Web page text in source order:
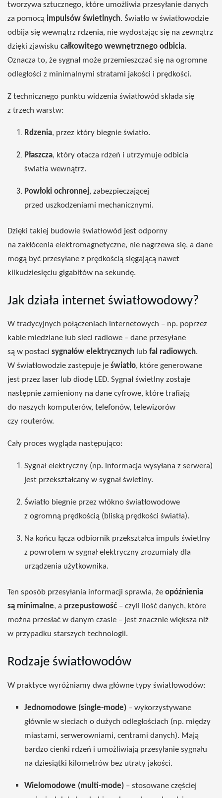
tworzywa sztucznego, które umożliwia przesyłanie danych
za pomocą impulsów świetlnych. Światło w światłowodzie
odbija się wewnątrz rdzenia, nie wydostając się na zewnątrz
dzięki zjawisku całkowitego wewnętrznego odbicia.
Oznacza to, że sygnał może przemieszczać się na ogromne
odległości z minimalnymi stratami jakości i prędkości.
Z technicznego punktu widzenia światłowód składa się
z trzech warstw:
Rdzenia, przez który biegnie światło.
Płaszcza, który otacza rdzeń i utrzymuje odbicia
światła wewnątrz.
Powłoki ochronnej, zabezpieczającej
przed uszkodzeniami mechanicznymi.
Dzięki takiej budowie światłowód jest odporny
na zakłócenia elektromagnetyczne, nie nagrzewa się, a dane
mogą być przesyłane z prędkością sięgającą nawet
kilkudziesięciu gigabitów na sekundę.
Jak działa internet światłowodowy?
W tradycyjnych połączeniach internetowych – np. poprzez
kable miedziane lub sieci radiowe – dane przesyłane
są w postaci sygnałów elektrycznych lub fal radiowych.
W światłowodzie zastępuje je światło, które generowane
jest przez laser lub diodę LED. Sygnał świetlny zostaje
następnie zamieniony na dane cyfrowe, które trafiają
do naszych komputerów, telefonów, telewizorów
czy routerów.
Cały proces wygląda następująco:
Sygnał elektryczny (np. informacja wysyłana z serwera)
jest przekształcany w sygnał świetlny.
Światło biegnie przez włókno światłowodowe
z ogromną prędkością (bliską prędkości światła).
Na końcu łącza odbiornik przekształca impuls świetlny
z powrotem w sygnał elektryczny zrozumiały dla
urządzenia użytkownika.
Ten sposób przesyłania informacji sprawia, że opóźnienia
są minimalne, a przepustowość – czyli ilość danych, które
można przesłać w danym czasie – jest znacznie większa niż
w przypadku starszych technologii.
Rodzaje światłowodów
W praktyce wyróżniamy dwa główne typy światłowodów:
Jednomodowe (single-mode) – wykorzystywane
głównie w sieciach o dużych odległościach (np. między
miastami, serwerowniami, centrami danych). Mają
bardzo cienki rdzeń i umożliwiają przesyłanie sygnału
na dziesiątki kilometrów bez utraty jakości.
Wielomodowe (multi-mode) – stosowane częściej